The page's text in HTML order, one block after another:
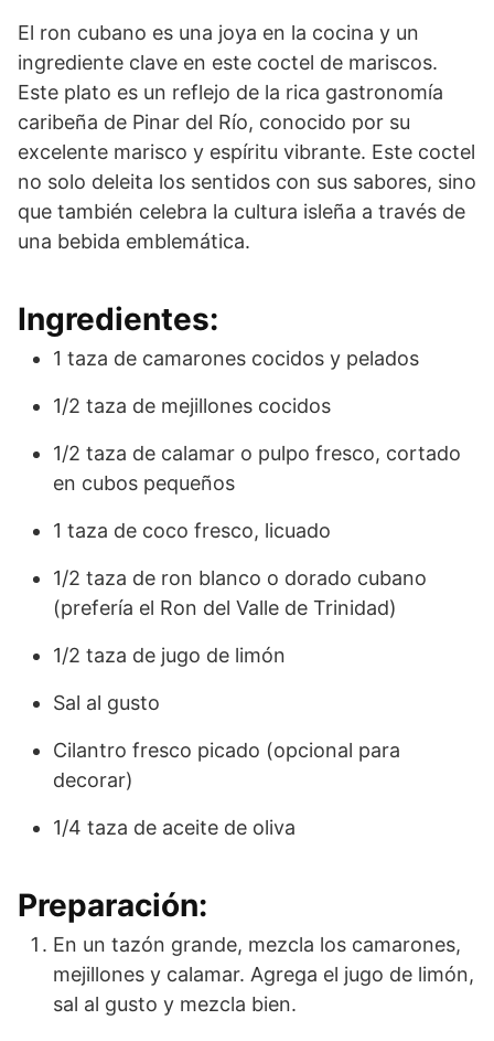
El ron cubano es una joya en la cocina y un
ingrediente clave en este coctel de mariscos.
Este plato es un reflejo de la rica gastronomía
caribeña de Pinar del Río, conocido por su
excelente marisco y espíritu vibrante. Este coctel
no solo deleita los sentidos con sus sabores, sino
que también celebra la cultura isleña a través de
una bebida emblemática.
Ingredientes:
1 taza de camarones cocidos y pelados
1/2 taza de mejillones cocidos
1/2 taza de calamar o pulpo fresco, cortado
en cubos pequeños
1 taza de coco fresco, licuado
1/2 taza de ron blanco o dorado cubano
(prefería el Ron del Valle de Trinidad)
1/2 taza de jugo de limón
Sal al gusto
Cilantro fresco picado (opcional para
decorar)
1/4 taza de aceite de oliva
Preparación:
En un tazón grande, mezcla los camarones,
mejillones y calamar. Agrega el jugo de limón,
sal al gusto y mezcla bien.